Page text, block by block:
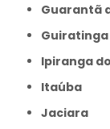
Guarantã
Guiratinga
Ipiranga
Itaúba
Jaciara